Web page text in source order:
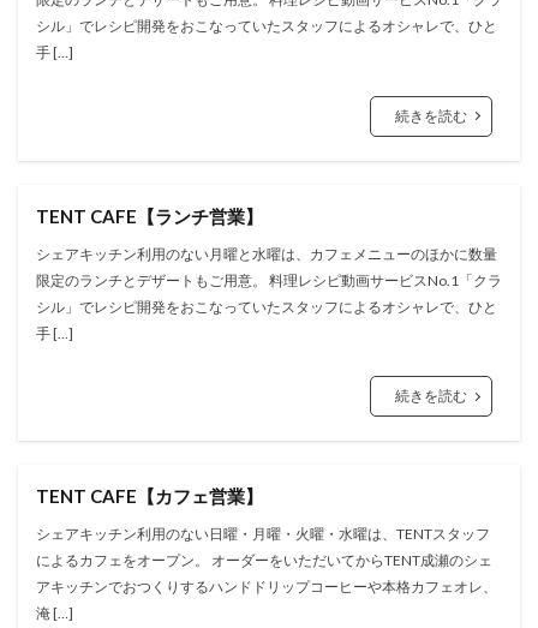
シル」でレシピ開発をおこなっていたスタッフによるオシャレで、ひと
手 […]
続きを読む
TENT CAFE【ランチ営業】
シェアキッチン利用のない月曜と水曜は、カフェメニューのほかに数量
限定のランチとデザートもご用意。 料理レシピ動画サービスNo.1「クラ
シル」でレシピ開発をおこなっていたスタッフによるオシャレで、ひと
手 […]
続きを読む
TENT CAFE【カフェ営業】
シェアキッチン利用のない日曜・月曜・火曜・水曜は、TENTスタッフ
によるカフェをオープン。 オーダーをいただいてからTENT成瀬のシェ
アキッチンでおつくりするハンドドリップコーヒーや本格カフェオレ、
淹 […]